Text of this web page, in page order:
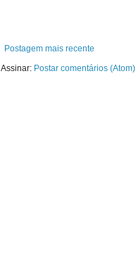
Postagem mais recente
Assinar: Postar comentários (Atom)